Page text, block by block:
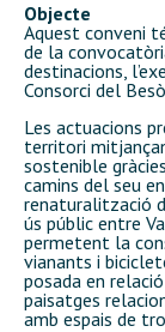
Objecte
Aquest conveni
de la
destinacions,
Consorci del
Les actuacions
territori
sostenible
camins del seu
renaturalització
ús públic entre
permetent la
vianants i
posada en
paisatges
amb espais de